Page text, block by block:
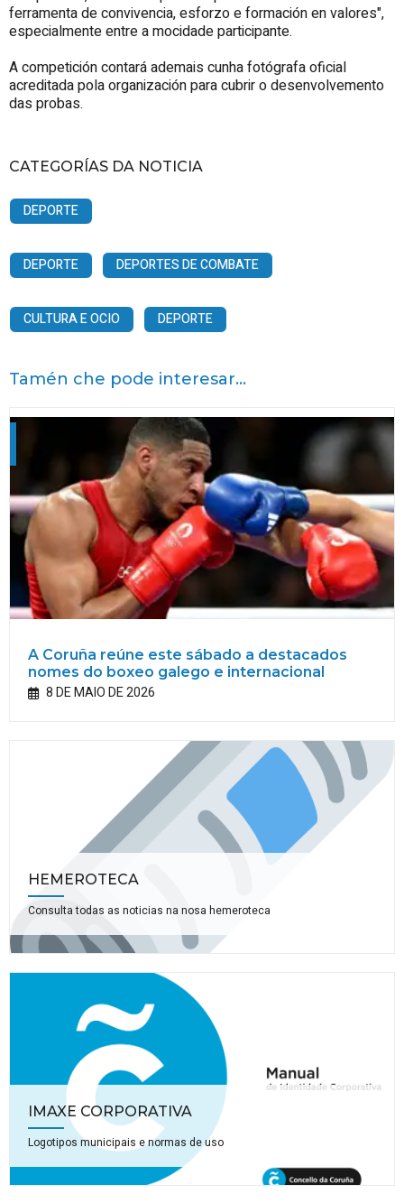
ferramenta de convivencia, esforzo e formación en valores",
especialmente entre a mocidade participante.
A competición contará ademais cunha fotógrafa oficial
acreditada pola organización para cubrir o desenvolvemento
das probas.
CATEGORÍAS DA NOTICIA
DEPORTE
DEPORTE DEPORTES DE COMBATE
CULTURA E OCIO DEPORTE
Tamén che pode interesar...
A Coruña reúne este sábado a destacados
nomes do boxeo galego e internacional
8 DE MAIO DE 2026
HEMEROTECA
Consulta todas as noticias na nosa hemeroteca
IMAXE CORPORATIVA
Logotipos municipais e normas de uso